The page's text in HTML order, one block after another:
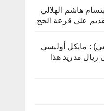
هاشم الهلالي
على قرعة الحج
: مايكل أوليسي
ريال مدريد هذا